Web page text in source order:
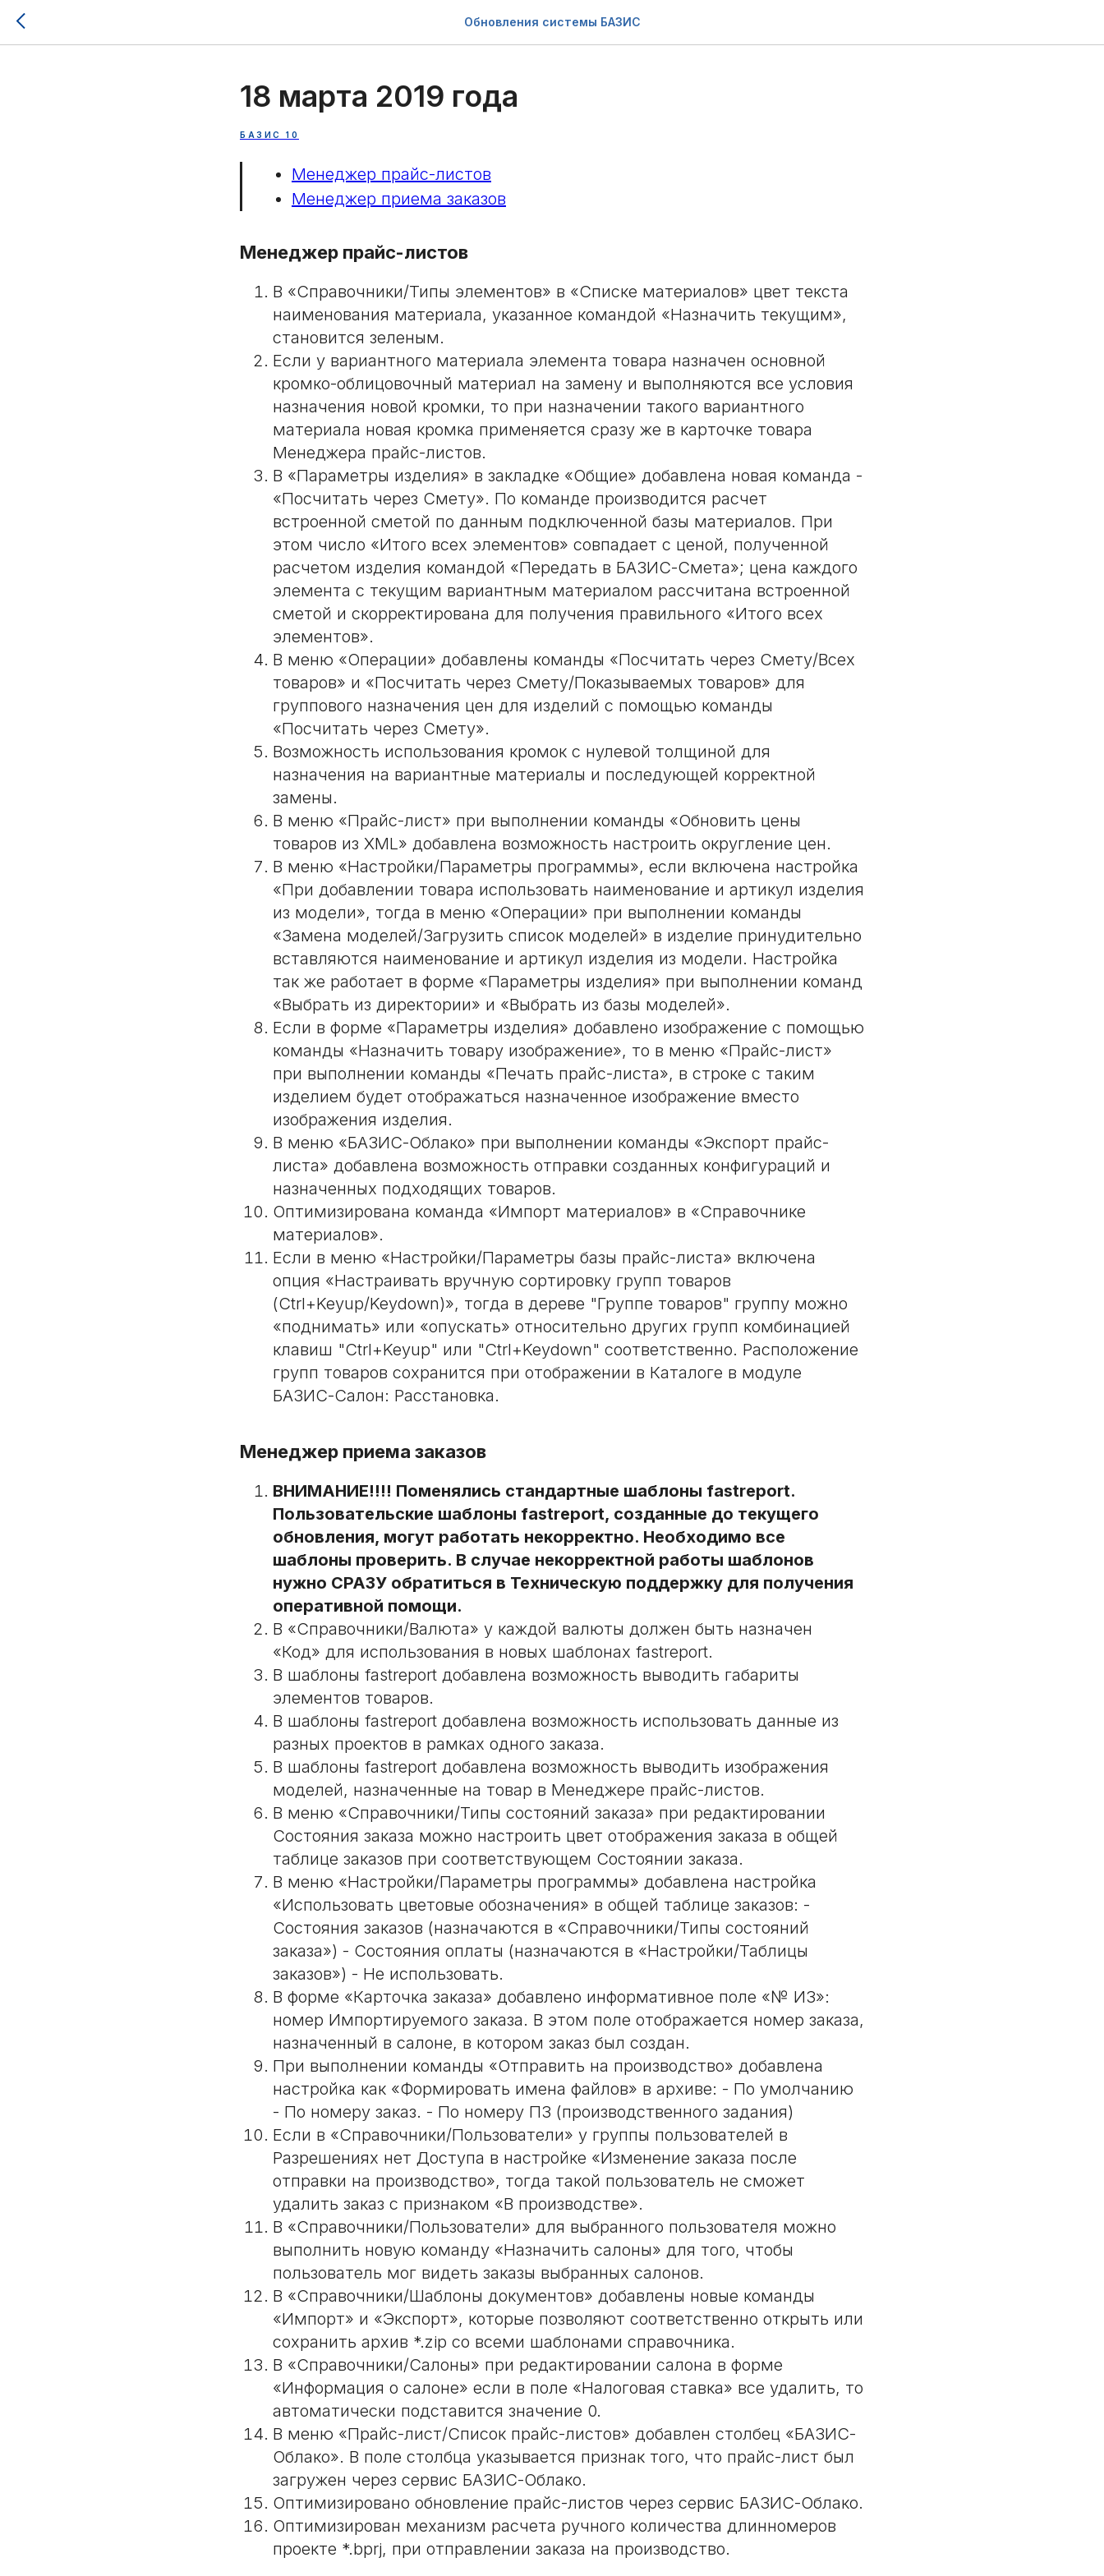
Обновления системы БАЗИС
18 марта 2019 года
БАЗИС 10
Менеджер прайс-листов
Менеджер приема заказов
Менеджер прайс-листов
В «Справочники/Типы элементов» в «Списке материалов» цвет текста
наименования материала, указанное командой «Назначить текущим»,
становится зеленым.
Если у вариантного материала элемента товара назначен основной
кромко-облицовочный материал на замену и выполняются все условия
назначения новой кромки, то при назначении такого вариантного
материала новая кромка применяется сразу же в карточке товара
Менеджера прайс-листов.
В «Параметры изделия» в закладке «Общие» добавлена новая команда -
«Посчитать через Смету». По команде производится расчет
встроенной сметой по данным подключенной базы материалов. При
этом число «Итого всех элементов» совпадает с ценой, полученной
расчетом изделия командой «Передать в БАЗИС-Смета»; цена каждого
элемента с текущим вариантным материалом рассчитана встроенной
сметой и скорректирована для получения правильного «Итого всех
элементов».
В меню «Операции» добавлены команды «Посчитать через Смету/Всех
товаров» и «Посчитать через Смету/Показываемых товаров» для
группового назначения цен для изделий с помощью команды
«Посчитать через Смету».
Возможность использования кромок с нулевой толщиной для
назначения на вариантные материалы и последующей корректной
замены.
В меню «Прайс-лист» при выполнении команды «Обновить цены
товаров из XML» добавлена возможность настроить округление цен.
В меню «Настройки/Параметры программы», если включена настройка
«При добавлении товара использовать наименование и артикул изделия
из модели», тогда в меню «Операции» при выполнении команды
«Замена моделей/Загрузить список моделей» в изделие принудительно
вставляются наименование и артикул изделия из модели. Настройка
так же работает в форме «Параметры изделия» при выполнении команд
«Выбрать из директории» и «Выбрать из базы моделей».
Если в форме «Параметры изделия» добавлено изображение с помощью
команды «Назначить товару изображение», то в меню «Прайс-лист»
при выполнении команды «Печать прайс-листа», в строке с таким
изделием будет отображаться назначенное изображение вместо
изображения изделия.
В меню «БАЗИС-Облако» при выполнении команды «Экспорт прайс-
листа» добавлена возможность отправки созданных конфигураций и
назначенных подходящих товаров.
Оптимизирована команда «Импорт материалов» в «Справочнике
материалов».
Если в меню «Настройки/Параметры базы прайс-листа» включена
опция «Настраивать вручную сортировку групп товаров
(Ctrl+Keyup/Keydown)», тогда в дереве "Группе товаров" группу можно
«поднимать» или «опускать» относительно других групп комбинацией
клавиш "Ctrl+Keyup" или "Ctrl+Keydown" соответственно. Расположение
групп товаров сохранится при отображении в Каталоге в модуле
БАЗИС-Салон: Расстановка.
Менеджер приема заказов
ВНИМАНИЕ!!!! Поменялись стандартные шаблоны fastreport.
Пользовательские шаблоны fastreport, созданные до текущего
обновления, могут работать некорректно. Необходимо все
шаблоны проверить. В случае некорректной работы шаблонов
нужно СРАЗУ обратиться в Техническую поддержку для получения
оперативной помощи.
В «Справочники/Валюта» у каждой валюты должен быть назначен
«Код» для использования в новых шаблонах fastreport.
В шаблоны fastreport добавлена возможность выводить габариты
элементов товаров.
В шаблоны fastreport добавлена возможность использовать данные из
разных проектов в рамках одного заказа.
В шаблоны fastreport добавлена возможность выводить изображения
моделей, назначенные на товар в Менеджере прайс-листов.
В меню «Справочники/Типы состояний заказа» при редактировании
Состояния заказа можно настроить цвет отображения заказа в общей
таблице заказов при соответствующем Состоянии заказа.
В меню «Настройки/Параметры программы» добавлена настройка
«Использовать цветовые обозначения» в общей таблице заказов: -
Состояния заказов (назначаются в «Справочники/Типы состояний
заказа») - Состояния оплаты (назначаются в «Настройки/Таблицы
заказов») - Не использовать.
В форме «Карточка заказа» добавлено информативное поле «№ ИЗ»:
номер Импортируемого заказа. В этом поле отображается номер заказа,
назначенный в салоне, в котором заказ был создан.
При выполнении команды «Отправить на производство» добавлена
настройка как «Формировать имена файлов» в архиве: - По умолчанию
- По номеру заказ. - По номеру ПЗ (производственного задания)
Если в «Справочники/Пользователи» у группы пользователей в
Разрешениях нет Доступа в настройке «Изменение заказа после
отправки на производство», тогда такой пользователь не сможет
удалить заказ с признаком «В производстве».
В «Справочники/Пользователи» для выбранного пользователя можно
выполнить новую команду «Назначить салоны» для того, чтобы
пользователь мог видеть заказы выбранных салонов.
В «Справочники/Шаблоны документов» добавлены новые команды
«Импорт» и «Экспорт», которые позволяют соответственно открыть или
сохранить архив *.zip со всеми шаблонами справочника.
В «Справочники/Салоны» при редактировании салона в форме
«Информация о салоне» если в поле «Налоговая ставка» все удалить, то
автоматически подставится значение 0.
В меню «Прайс-лист/Список прайс-листов» добавлен столбец «БАЗИС-
Облако». В поле столбца указывается признак того, что прайс-лист был
загружен через сервис БАЗИС-Облако.
Оптимизировано обновление прайс-листов через сервис БАЗИС-Облако.
Оптимизирован механизм расчета ручного количества длинномеров
проекте *.bprj, при отправлении заказа на производство.